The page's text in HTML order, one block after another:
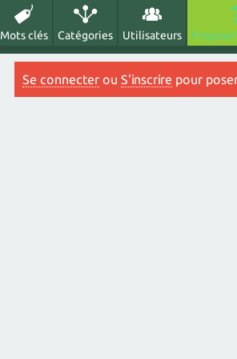
Mots clés Catégories Utilisateurs
Se connecter ou S'inscrire pour